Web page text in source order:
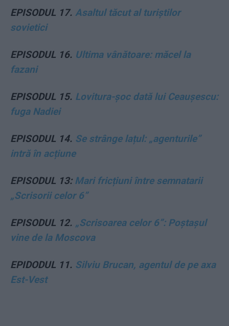
EPISODUL 17. Asaltul tăcut al turiștilor
sovietici
EPISODUL 16. Ultima vânătoare: măcel la
fazani
EPISODUL 15. Lovitura-șoc dată lui Ceaușescu:
fuga Nadiei
EPISODUL 14. Se strânge lațul: „agenturile”
intră în acțiune
EPISODUL 13: Mari fricțiuni între semnatarii
„Scrisorii celor 6”
EPISODUL 12. „Scrisoarea celor 6”: Poștașul
vine de la Moscova
EPIDODUL 11. Silviu Brucan, agentul de pe axa
Est-Vest